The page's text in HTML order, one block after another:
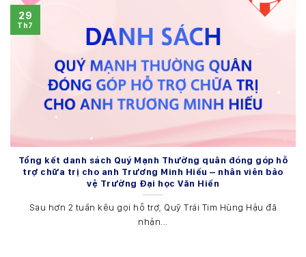
Tổng kết danh sách Quý Mạnh Thường quân đóng góp hỗ
trợ chữa trị cho anh Trương Minh Hiếu – nhân viên bảo
vệ Trường Đại học Văn Hiến
Sau hơn 2 tuần kêu gọi hỗ trợ, Quỹ Trái Tim Hùng Hậu đã
nhận...
29
Th7